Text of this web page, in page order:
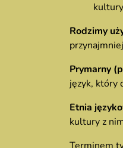
Rodzimy
Prymarny
język, który
Etnia
kultury z